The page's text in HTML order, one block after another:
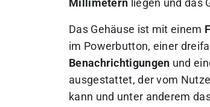
Millimetern liegen und das
Das Gehäuse ist mit einem
im Powerbutton, einer
Benachrichtigungen und
ausgestattet, der vom
kann und unter anderem